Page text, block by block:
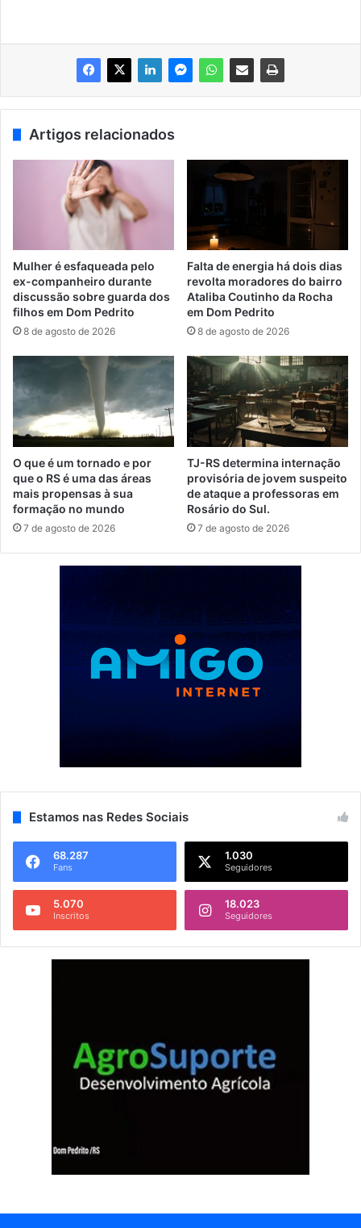
Artigos relacionados
Mulher é esfaqueada pelo
ex-companheiro durante
discussão sobre guarda dos
filhos em Dom Pedrito
8 de agosto de 2026
Falta de energia há dois dias
revolta moradores do bairro
Ataliba Coutinho da Rocha
em Dom Pedrito
8 de agosto de 2026
O que é um tornado e por
que o RS é uma das áreas
mais propensas à sua
formação no mundo
7 de agosto de 2026
TJ-RS determina internação
provisória de jovem suspeito
de ataque a professoras em
Rosário do Sul.
7 de agosto de 2026
Estamos nas Redes Sociais
68.287
Fans
1.030
Seguidores
5.070
Inscritos
18.023
Seguidores